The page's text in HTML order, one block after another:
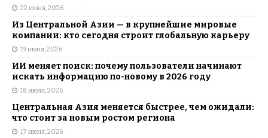
22 июня, 2026
Из Центральной Азии — в крупнейшие мировые
компании: кто сегодня строит глобальную карьеру
19 июня, 2026
ИИ меняет поиск: почему пользователи начинают
искать информацию по-новому в 2026 году
18 июня, 2026
Центральная Азия меняется быстрее, чем ожидали:
что стоит за новым ростом региона
17 июня, 2026